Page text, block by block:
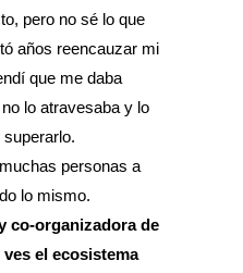
pero no sé lo que
años reencauzar mi
que me daba
lo atravesaba y lo
superarlo.
personas a
lo mismo.
co-organizadora de
el ecosistema